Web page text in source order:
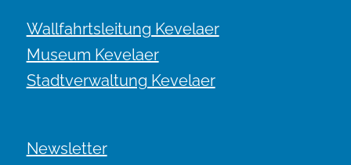
Wallfahrtsleitung Kevelaer
Museum Kevelaer
Stadtverwaltung Kevelaer
Newsletter